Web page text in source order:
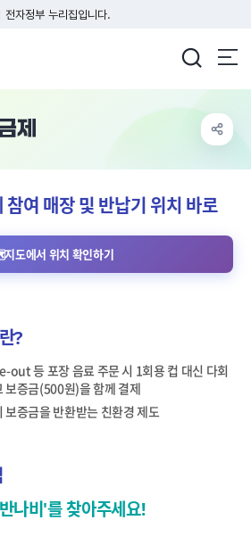
전자정부 누리집입니다.
제
참여 매장 및 반납기 위치 바로
지도에서 위치 확인하기
?
out 등 포장 음료 주문 시 1회용 컵 대신 다회
보증금(500원)을 함께 결제
보증금을 반환받는 친환경 제도
나비'를 찾아주세요!